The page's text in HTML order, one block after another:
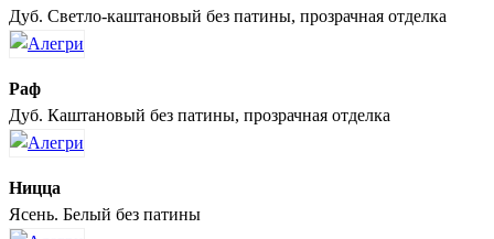
Дуб. Светло-каштановый без патины, прозрачная отделка
Раф
Дуб. Каштановый без патины, прозрачная отделка
Ницца
Ясень. Белый без патины